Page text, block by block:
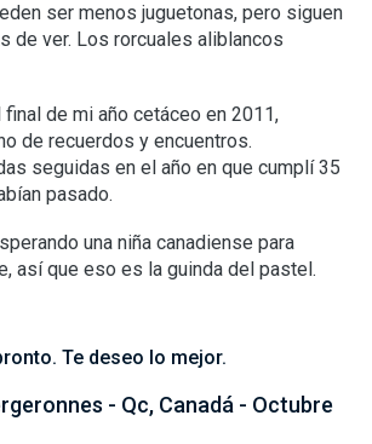
ser menos juguetonas, pero siguen
de ver. Los rorcuales aliblancos
de mi año cetáceo en 2011,
de recuerdos y encuentros.
seguidas en el año en que cumplí 35
pasado.
una niña canadiense para
así que eso es la guinda del pastel.
Te deseo lo mejor.
- Qc, Canadá - Octubre